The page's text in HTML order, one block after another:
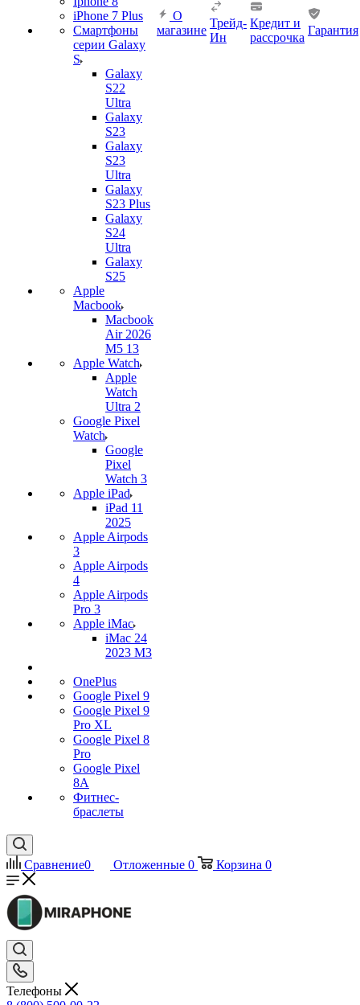
iPhone 7 Plus
Смартфоны
серии Galaxy
S
Galaxy
S22
Ultra
Galaxy
S23
Galaxy
S23
Ultra
Galaxy
S23 Plus
Galaxy
S24
Ultra
Galaxy
S25
Apple
Macbook
Macbook
Air 2026
M5 13
Apple Watch
Apple
Watch
Ultra 2
Google Pixel
Watch
Google
Pixel
Watch 3
Apple iPad
iPad 11
2025
Apple Airpods
3
Apple Airpods
4
Apple Airpods
Pro 3
Apple iMac
iMac 24
2023 M3
OnePlus
Google Pixel 9
Google Pixel 9
Pro XL
Google Pixel 8
Pro
Google Pixel
8A
Фитнес-
браслеты
О
магазине
Трейд-
Ин
Кредит и
рассрочка
Гарантия
Сравнение0 Отложенные 0 Корзина 0
Телефоны